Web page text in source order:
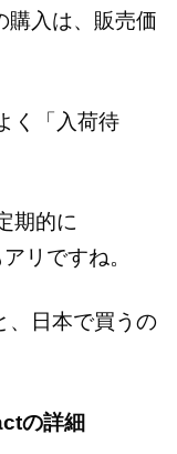
購入は、販売価
く「入荷待
期的に
リですね。
、日本で買うの
の詳細